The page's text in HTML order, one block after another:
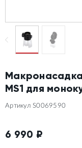
MS1 для
Артикул S0069590
6 990 ₽